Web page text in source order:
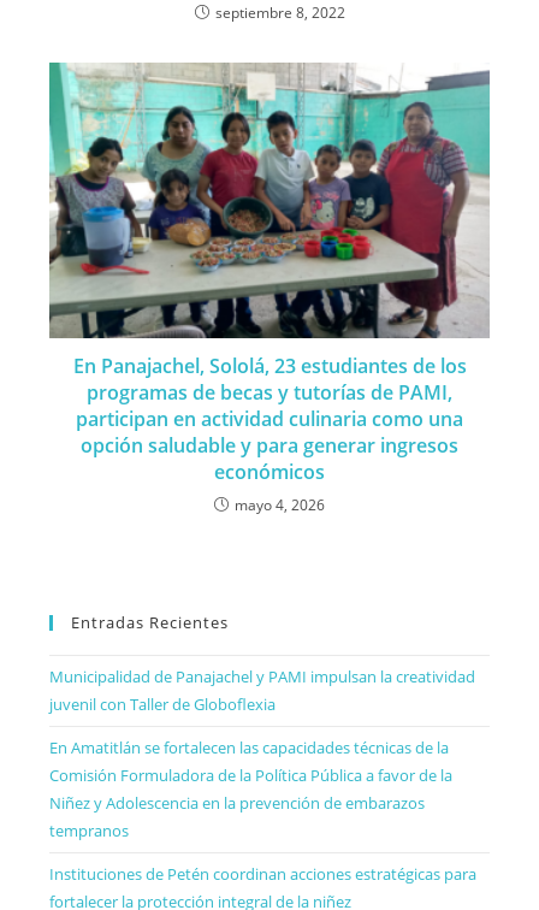
septiembre 8, 2022
En Panajachel, Sololá, 23 estudiantes de los
programas de becas y tutorías de PAMI,
participan en actividad culinaria como una
opción saludable y para generar ingresos
económicos
mayo 4, 2026
Entradas Recientes
Municipalidad de Panajachel y PAMI impulsan la creatividad
juvenil con Taller de Globoflexia
En Amatitlán se fortalecen las capacidades técnicas de la
Comisión Formuladora de la Política Pública a favor de la
Niñez y Adolescencia en la prevención de embarazos
tempranos
Instituciones de Petén coordinan acciones estratégicas para
fortalecer la protección integral de la niñez